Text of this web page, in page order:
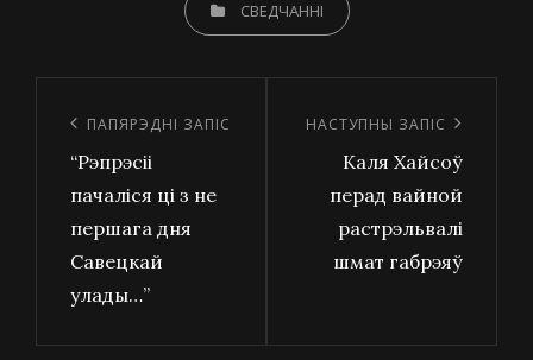
СВЕДЧАННІ
па
запісах
Папярэдні
запіс
ПАПЯРЭДНІ ЗАПІС
“Рэпрэсіі
пачаліся ці з не
першага дня
Савецкай
улады…”
Наступны
запіс
НАСТУПНЫ ЗАПІС
Каля Хайсоў
перад вайной
растрэльвалі
шмат габрэяў